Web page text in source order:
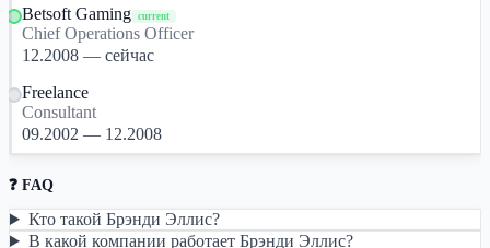
Betsoft Gaming current
Chief Operations Officer
12.2008 — сейчас
Freelance
Consultant
09.2002 — 12.2008
❓ FAQ
Кто такой Брэнди Эллис?
В какой компании работает Брэнди Эллис?